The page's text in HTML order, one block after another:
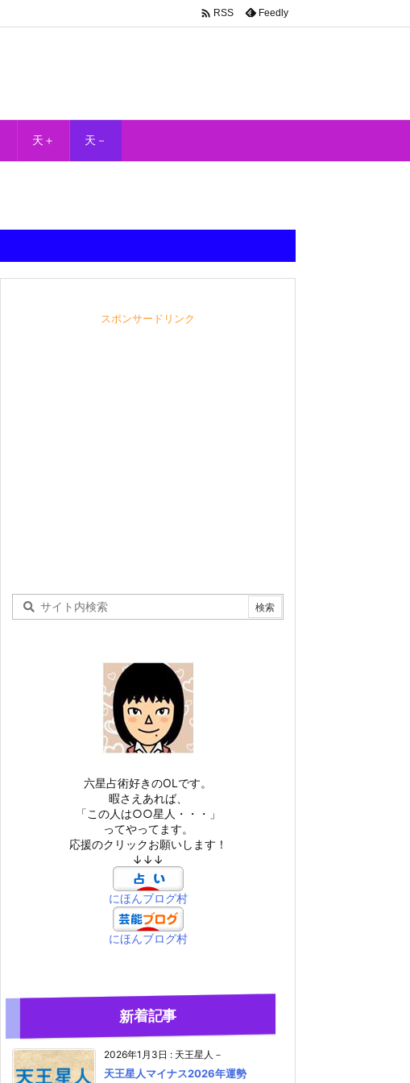
天＋ 天－
 RSS Feedly
スポンサードリンク
六星占術好きのOLです。
暇さえあれば、
「この人は○○星人・・・」
ってやってます。
応援のクリックお願いします！
↓↓↓
にほんブログ村
にほんブログ村
新着記事
2026年1月3日 : 天王星人－
天王星人マイナス2026年運勢